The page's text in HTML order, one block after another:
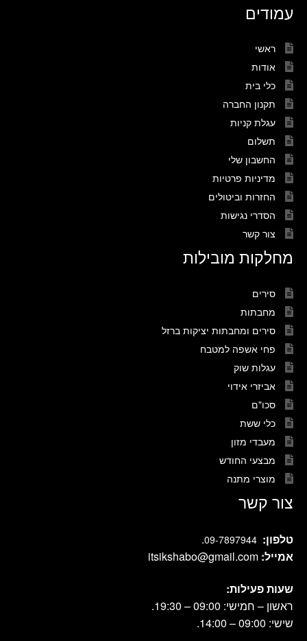
עמודים
ראשי
אודות
כלי בית
תקנון החברה
עגלת קניות
תשלום
החשבון שלי
מדיניות פרטיות
החזרות וביטולים
הסדרי נגישות
צור קשר
מחלקות מובילות
סירים
מחבתות
סירים ומחבתות יציקות ברזל
פחי אשפה למטבח
עגלות שוק
אביזרי אידוי
סכו"ם
כלי ששת
מעבדי מזון
מבצעי החודש
מוצרי מתנה
צור קשר
טלפון: 09-7897944
.
אמייל: itsikshabo@gmail.com
שעות פעילות:
ראשון – חמישי: 09:00 – 19:30.
שישי: 09:00 – 14:00.